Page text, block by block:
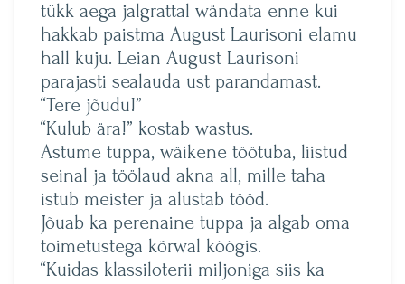
tükk aega jalgrattal wändata enne kui
hakkab paistma August Laurisoni elamu
hall kuju. Leian August Laurisoni
parajasti sealauda ust parandamast.
“Tere jõudu!”
“Kulub ära!” kostab wastus.
Astume tuppa, wäikene töötuba, liistud
seinal ja töölaud akna all, mille taha
istub meister ja alustab tööd.
Jõuab ka perenaine tuppa ja algab oma
toimetustega kõrwal köögis.
“Kuidas klassiloterii miljoniga siis ka